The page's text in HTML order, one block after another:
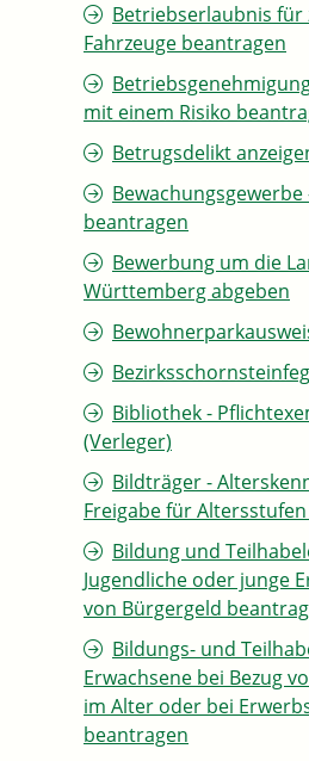
Betriebserlaubnis für
Fahrzeuge beantragen
mit einem Risiko
Betrugsdelikt
Bewachungsgewerbe
beantragen
Bewerbung um die
Württemberg abgeben
Bibliothek -
(Verleger)
Bildträger -
Freigabe für
Bildung und
Jugendliche oder junge
von Bürgergeld
Bildungs- und
Erwachsene bei Bezug
im Alter oder bei
beantragen